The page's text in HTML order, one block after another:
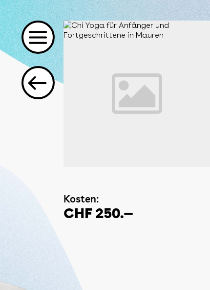
Kosten:
CHF 250.—